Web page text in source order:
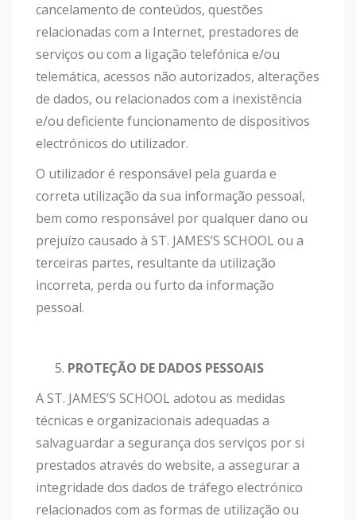
cancelamento de conteúdos, questões
relacionadas com a Internet, prestadores de
serviços ou com a ligação telefónica e/ou
telemática, acessos não autorizados, alterações
de dados, ou relacionados com a inexistência
e/ou deficiente funcionamento de dispositivos
electrónicos do utilizador.
O utilizador é responsável pela guarda e
correta utilização da sua informação pessoal,
bem como responsável por qualquer dano ou
prejuízo causado à ST. JAMES’S SCHOOL ou a
terceiras partes, resultante da utilização
incorreta, perda ou furto da informação
pessoal.
PROTEÇÃO DE DADOS PESSOAIS
A ST. JAMES’S SCHOOL adotou as medidas
técnicas e organizacionais adequadas a
salvaguardar a segurança dos serviços por si
prestados através do website, a assegurar a
integridade dos dados de tráfego electrónico
relacionados com as formas de utilização ou